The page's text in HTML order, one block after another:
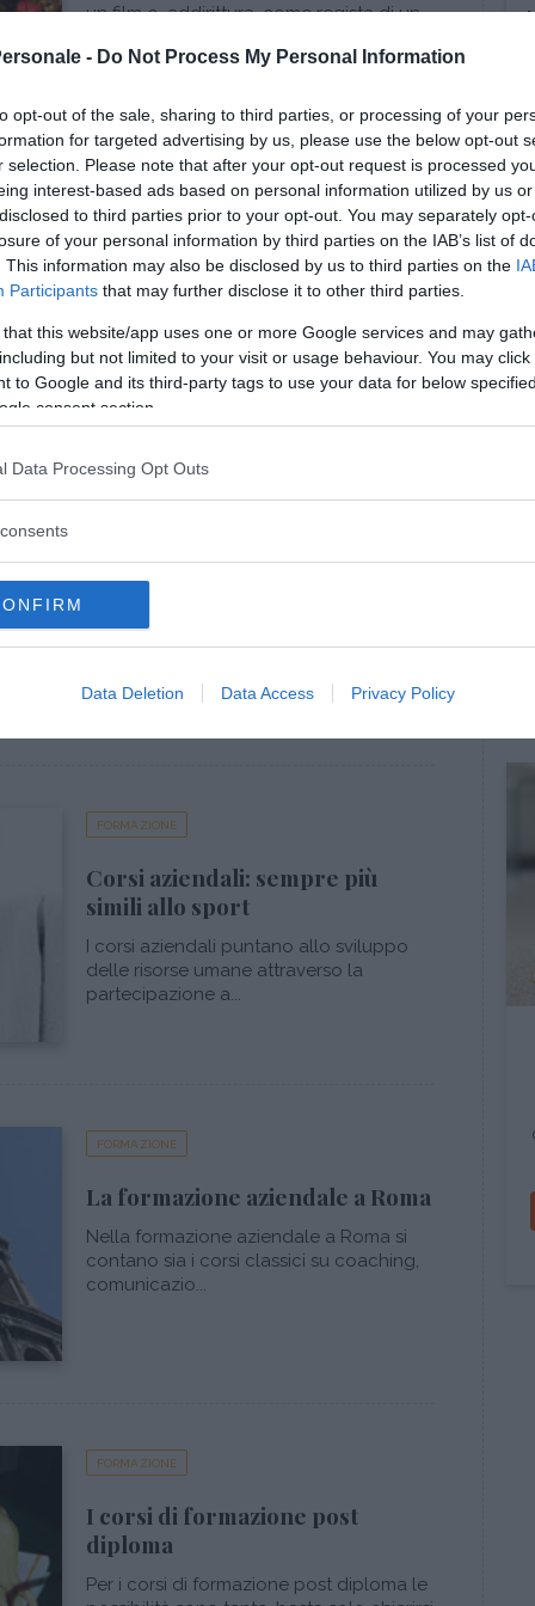
- Do Not Process My Personal Information
opt-out of the sale, sharing to third parties, or processing of your
for targeted advertising by us, please use the below opt-out
selection. Please note that after your opt-out request is processed
interest-based ads based on personal information utilized by us
to third parties prior to your opt-out. You may separately
of your personal information by third parties on the IAB’s list of
This information may also be disclosed by us to third parties on the
Participants that may further disclose it to other third parties.
this website/app uses one or more Google services and may
but not limited to your visit or usage behaviour. You may
to Google and its third-party tags to use your data for below
consent section.
Data Processing Opt Outs
Data Deletion Data Access Privacy Policy
un film o, addirittura, come regista di un
FORMAZIONE
Formazione motivazionale
La formazione motivazionale può
davvero aiutare a “ricaricarsi” nella vita?
Certo è che è ...
Team bulding project: fare
gruppo divertendosi
Team building project inteso come
occasione per cimentarsi in attività
FORMAZIONE
Corsi aziendali: sempre più
simili allo sport
I corsi aziendali puntano allo sviluppo
delle risorse umane attraverso la
partecipazione a...
FORMAZIONE
La formazione aziendale a Roma
Nella formazione aziendale a Roma si
contano sia i corsi classici su coaching,
comunicazio...
FORMAZIONE
I corsi di formazione post
diploma
Per i corsi di formazione post diploma le